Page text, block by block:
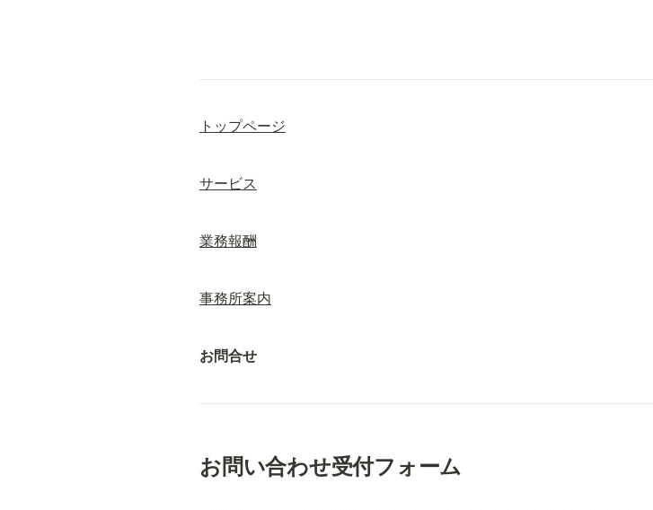
トップページ
サービス
業務報酬
事務所案内
お問合せ
お問い合わせ受付フォーム